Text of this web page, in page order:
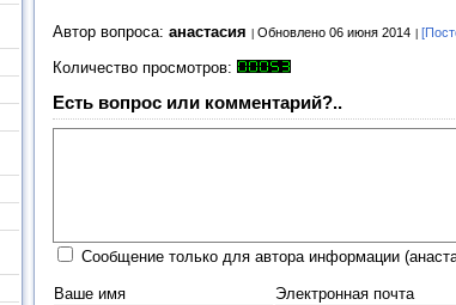
Автор вопроса: анастасия Обновлено 06 июня 2014
Количество просмотров:
Есть вопрос или комментарий?..
Сообщение только для автора информации
Ваше имя Электронная почта